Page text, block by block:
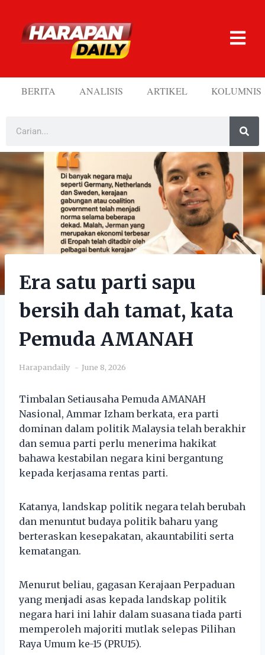
BERITA ANALISIS ARTIKEL KOLUMNIS
Era satu parti sapu
bersih dah tamat, kata
Pemuda AMANAH
Harapandaily June 8, 2026
Timbalan Setiausaha Pemuda AMANAH
Nasional, Ammar Izham berkata, era parti
dominan dalam politik Malaysia telah berakhir
dan semua parti perlu menerima hakikat
bahawa kestabilan negara kini bergantung
kepada kerjasama rentas parti.
Katanya, landskap politik negara telah berubah
dan menuntut budaya politik baharu yang
berteraskan kesepakatan, akauntabiliti serta
kematangan.
Menurut beliau, gagasan Kerajaan Perpaduan
yang menjadi asas kepada landskap politik
negara hari ini lahir dalam suasana tiada parti
memperoleh majoriti mutlak selepas Pilihan
Raya Umum ke-15 (PRU15).